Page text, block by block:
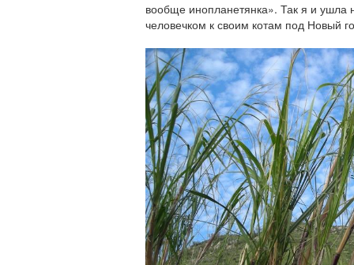
вообще инопланетянка». Так я и
человечком к своим котам под Новый